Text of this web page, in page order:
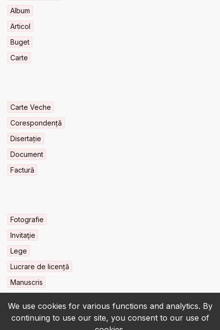
We use cookies for various functions and analytics. By
continuing to use our site, you consent to our use of
Album
Articol
Buget
Carte
Carte Veche
Corespondență
Disertație
Document
Factură
Fotografie
Invitaţie
Lege
Lucrare de licență
Manuscris